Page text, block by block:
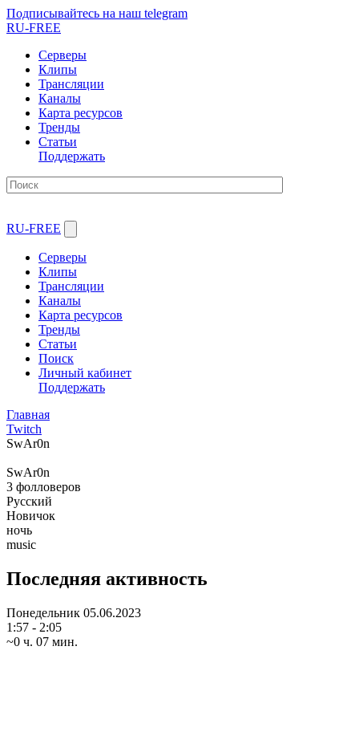
Подписывайтесь на наш telegram
RU-FREE
Серверы
Клипы
Трансляции
Каналы
Карта ресурсов
Тренды
Статьи
Поддержать
RU-FREE
Серверы
Клипы
Трансляции
Каналы
Карта ресурсов
Тренды
Статьи
Поиск
Личный кабинет
Поддержать
Главная
Twitch
SwAr0n
SwAr0n
3 фолловеров
Русский
Новичок
ночь
music
Последняя активность
Понедельник 05.06.2023
1:57 - 2:05
~0 ч. 07 мин.